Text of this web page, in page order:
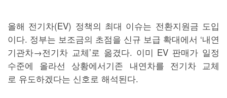
올해 전기차(EV) 정책의 최대 이슈는 전환지원금 도입
이다. 정부는 보조금의 초점을 신규 보급 확대에서 ‘내연
기관차→전기차 교체’로 옮겼다. 이미 EV 판매가 일정
수준에 올라선 상황에서기존 내연차를 전기차 교체
로 유도하겠다는 신호로 해석된다.